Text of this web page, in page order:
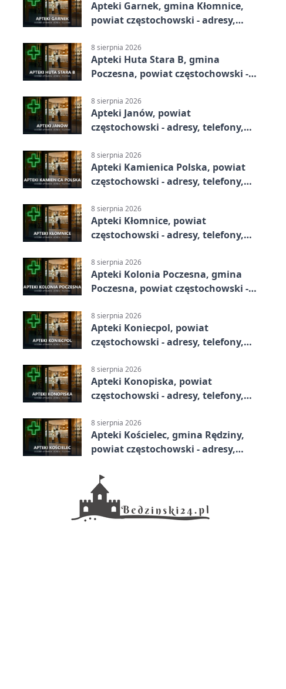
Apteki Garnek, gmina Kłomnice,
powiat częstochowski - adresy,
8 sierpnia 2026
Apteki Huta Stara B, gmina
Poczesna, powiat częstochowski -
8 sierpnia 2026
Apteki Janów, powiat
częstochowski - adresy, telefony,
8 sierpnia 2026
Apteki Kamienica Polska, powiat
częstochowski - adresy, telefony,
8 sierpnia 2026
Apteki Kłomnice, powiat
częstochowski - adresy, telefony,
8 sierpnia 2026
Apteki Kolonia Poczesna, gmina
Poczesna, powiat częstochowski -
8 sierpnia 2026
Apteki Koniecpol, powiat
częstochowski - adresy, telefony,
8 sierpnia 2026
Apteki Konopiska, powiat
częstochowski - adresy, telefony,
8 sierpnia 2026
Apteki Kościelec, gmina Rędziny,
powiat częstochowski - adresy,